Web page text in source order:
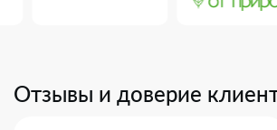
Отзывы и доверие